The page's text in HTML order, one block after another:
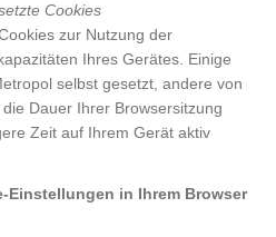
Cookies
zur Nutzung der
Ihres Gerätes. Einige
selbst gesetzt, andere von
Dauer Ihrer Browsersitzung
Zeit auf Ihrem Gerät aktiv
Einstellungen in Ihrem Browser